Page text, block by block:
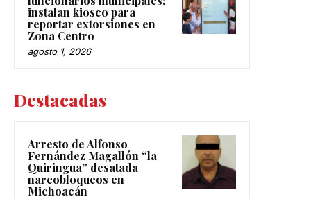
instalan kiosco para
reportar extorsiones en
Zona Centro
agosto 1, 2026
Destacadas
Arresto de Alfonso
Fernández Magallón “la
Quiringua” desatada
narcobloqueos en
Michoacán